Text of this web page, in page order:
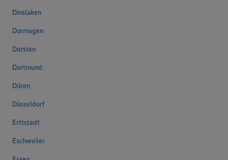
Dinslaken
Dormagen
Dorsten
Dortmund
Düren
Düsseldorf
Erftstadt
Eschweiler